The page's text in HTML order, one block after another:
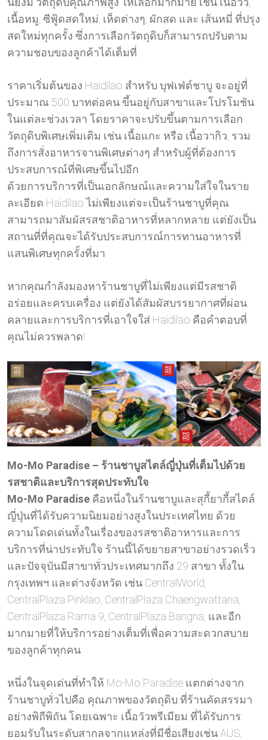
เนื้อหมู, ซีฟู้ดสดใหม่, เห็ดต่างๆ, ผักสด และ เส้นหมี่ ที่ปรุง
สดใหม่ทุกครั้ง ซึ่งการเลือกวัตถุดิบก็สามารถปรับตาม
ความชอบของลูกค้าได้เต็มที่
ราคาเริ่มต้นของ Haidilao สำหรับ บุฟเฟ่ต์ชาบู จะอยู่ที่
ประมาณ 500 บาทต่อคน ขึ้นอยู่กับสาขาและโปรโมชัน
ในแต่ละช่วงเวลา โดยราคาจะปรับขึ้นตามการเลือก
วัตถุดิบพิเศษเพิ่มเติม เช่น เนื้อแกะ หรือ เนื้อวากิว, รวม
ถึงการสั่งอาหารจานพิเศษต่างๆ สำหรับผู้ที่ต้องการ
ประสบการณ์ที่พิเศษขึ้นไปอีก
ด้วยการบริการที่เป็นเอกลักษณ์และความใส่ใจในราย
ละเอียด Haidilao ไม่เพียงแต่จะเป็นร้านชาบูที่คุณ
สามารถมาสัมผัสรสชาติอาหารที่หลากหลาย แต่ยังเป็น
สถานที่ที่คุณจะได้รับประสบการณ์การทานอาหารที่
แสนพิเศษทุกครั้งที่มา
หากคุณกำลังมองหาร้านชาบูที่ไม่เพียงแต่มีรสชาติ
อร่อยและครบเครื่อง แต่ยังได้สัมผัสบรรยากาศที่ผ่อน
คลายและการบริการที่เอาใจใส่ Haidilao คือคำตอบที่
คุณไม่ควรพลาด!
Mo-Mo Paradise – ร้านชาบูสไตล์ญี่ปุ่นที่เต็มไปด้วย
รสชาติและบริการสุดประทับใจ
Mo-Mo Paradise คือหนึ่งในร้านชาบูและสุกี้ยากี้สไตล์
ญี่ปุ่นที่ได้รับความนิยมอย่างสูงในประเทศไทย ด้วย
ความโดดเด่นทั้งในเรื่องของรสชาติอาหารและการ
บริการที่น่าประทับใจ ร้านนี้ได้ขยายสาขาอย่างรวดเร็ว
และปัจจุบันมีสาขาทั่วประเทศมากถึง 29 สาขา ทั้งใน
กรุงเทพฯ และต่างจังหวัด เช่น CentralWorld,
CentralPlaza Pinklao, CentralPlaza Chaengwattana,
CentralPlaza Rama 9, CentralPlaza Bangna, และอีก
มากมายที่ให้บริการอย่างเต็มที่เพื่อความสะดวกสบาย
ของลูกค้าทุกคน
หนึ่งในจุดเด่นที่ทำให้ Mo-Mo Paradise แตกต่างจาก
ร้านชาบูทั่วไปคือ คุณภาพของวัตถุดิบ ที่ร้านคัดสรรมา
อย่างพิถีพิถัน โดยเฉพาะ เนื้อวัวพรีเมียม ที่ได้รับการ
ยอมรับในระดับสากลจากแหล่งที่มีชื่อเสียงเช่น AUS.